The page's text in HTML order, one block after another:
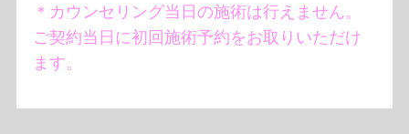
＊カウンセリング当日の施術は行えません。
ご契約当日に初回施術予約をお取りいただけ
ます。